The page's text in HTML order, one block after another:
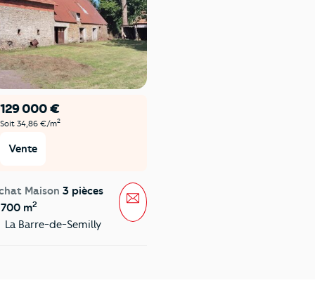
129 000 €
Soit 34,86 €/m2
Vente
Maison 3 pièces
m2
La Barre-de-Semilly
Message